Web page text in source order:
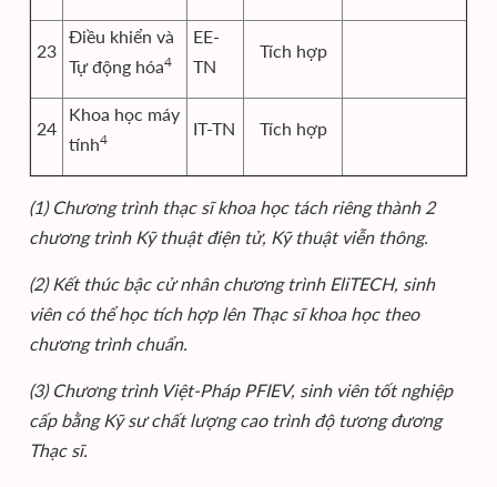
23
Điều khiển và
Tự động hóa4
EE-
TN
Tích hợp
24
Khoa học máy
tính4
IT-TN Tích hợp
(1) Chương trình thạc sĩ khoa học tách riêng thành 2
chương trình Kỹ thuật điện tử, Kỹ thuật viễn thông.
(2) Kết thúc bậc cử nhân chương trình EliTECH, sinh
viên có thể học tích hợp lên Thạc sĩ khoa học theo
chương trình chuẩn.
(3) Chương trình Việt-Pháp PFIEV, sinh viên tốt nghiệp
cấp bằng Kỹ sư chất lượng cao trình độ tương đương
Thạc sĩ.